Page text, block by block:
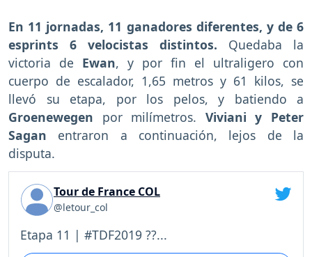
En 11 jornadas, 11 ganadores diferentes, y de 6
esprints 6 velocistas distintos. Quedaba la
victoria de Ewan, y por fin el ultraligero con
cuerpo de escalador, 1,65 metros y 61 kilos, se
llevó su etapa, por los pelos, y batiendo a
Groenewegen por milímetros. Viviani y Peter
Sagan entraron a continuación, lejos de la
disputa.
Tour de France COL
@letour_col
Etapa 11 | #TDF2019 ??...